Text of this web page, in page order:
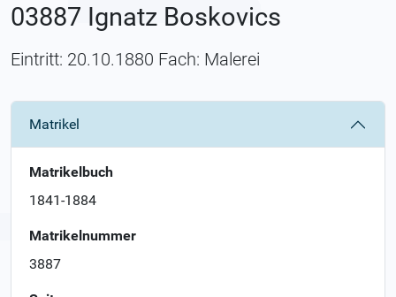
03887 Ignatz Boskovics
Eintritt: 20.10.1880 Fach: Malerei
Matrikel
Matrikelbuch
1841-1884
Matrikelnummer
3887